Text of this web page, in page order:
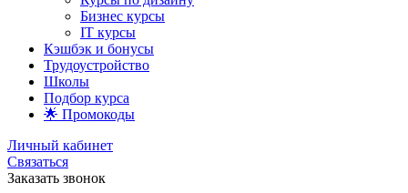
Бизнес курсы
IT курсы
Кэшбэк и бонусы
Трудоустройство
Школы
Подбор курса
🌟 Промокоды
Личный кабинет
Связаться
Заказать звонок